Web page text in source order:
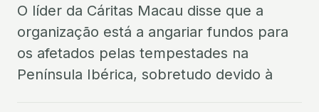
O líder da Cáritas Macau disse que a
organização está a angariar fundos para
os afetados pelas tempestades na
Península Ibérica, sobretudo devido à